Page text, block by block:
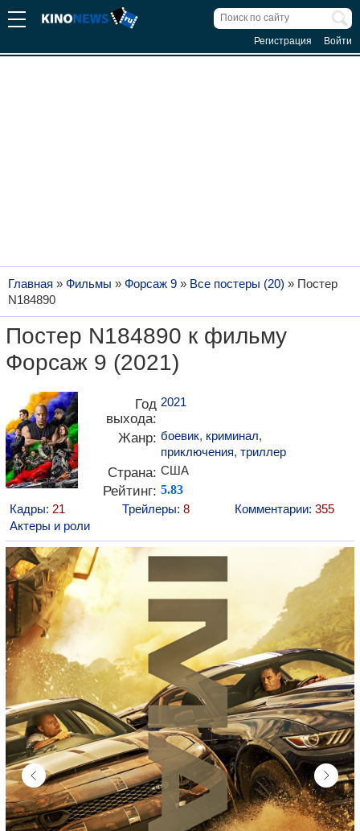
Регистрация Войти
Главная » Фильмы » Форсаж 9 » Все постеры (20) » Постер
N184890
Постер N184890 к фильму
Форсаж 9 (2021)
Год
выхода:
2021
Жанр: боевик, криминал,
приключения, триллер
Страна: США
Рейтинг: 5.83
Кадры: 21 Трейлеры: 8 Комментарии: 355
Актеры и роли